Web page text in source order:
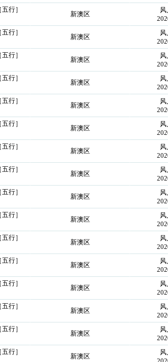
行］
新澳区
行］
新澳区
行］
新澳区
行］
新澳区
行］
新澳区
行］
新澳区
行］
新澳区
行］
新澳区
行］
新澳区
行］
新澳区
行］
新澳区
行］
新澳区
行］
新澳区
行］
新澳区
行］
新澳区
行］
新澳区